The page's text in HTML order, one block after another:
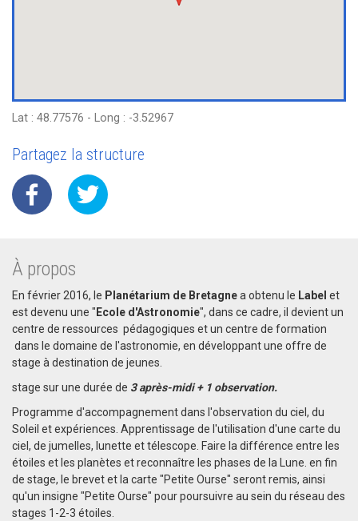
Lat : 48.77576 - Long : -3.52967
Partagez la structure
À propos
En février 2016, le Planétarium de Bretagnea obtenu le Label et
est devenu une " Ecole d'Astronomie", dans ce cadre, il devient un
centre de ressources pédagogiques et un centre de formation
dans le domaine de l'astronomie, en développant une offre de
stage à destination de jeunes.
stage sur une durée de 3 après-midi + 1 observation.
Programme d'accompagnement dans l'observation du ciel, du
Soleil et expériences. Apprentissage de l'utilisation d'une carte du
ciel, de jumelles, lunette et télescope. Faire la différence entre les
étoiles et les planètes et reconnaître les phases de la Lune. en fin
de stage, le brevet et la carte "Petite Ourse" seront remis, ainsi
qu'un insigne "Petite Ourse" pour poursuivre au sein du réseau des
stages 1-2-3 étoiles.